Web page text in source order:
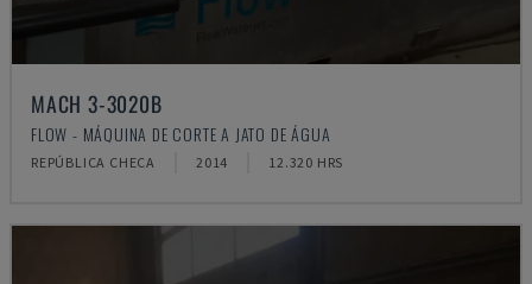
MACH 3-3020B
FLOW - MÁQUINA DE CORTE A JATO DE ÁGUA
REPÚBLICA CHECA 2014 12.320 HRS